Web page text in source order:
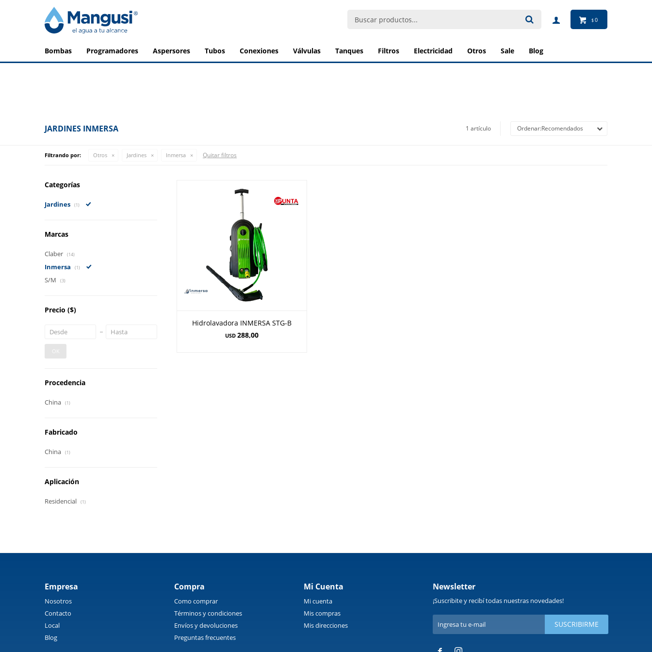
bombas programadores aspersores tubos conexiones válvulas tanques filtros electricidad otros sale blog
$0
JARDINES INMERSA 1 artículo Recomendados
Filtrando por: Otros Jardines Inmersa Quitar filtros
Hidrolavadora INMERSA STG-B
USD 288,00
Categorías
Jardines (1)
Marcas
Claber (14)
Inmersa (1)
S/M (3)
Precio ($)
OK
Procedencia
China (1)
Fabricado
China (1)
Aplicación
Residencial (1)
Empresa
Nosotros
Contacto
Local
Blog
Compra
Como comprar
Términos y condiciones
Envíos y devoluciones
Preguntas frecuentes
Mi Cuenta
Mi cuenta
Mis compras
Mis direcciones
Newsletter
¡Suscribite y recibí todas nuestras novedades!
SUSCRIBIRME